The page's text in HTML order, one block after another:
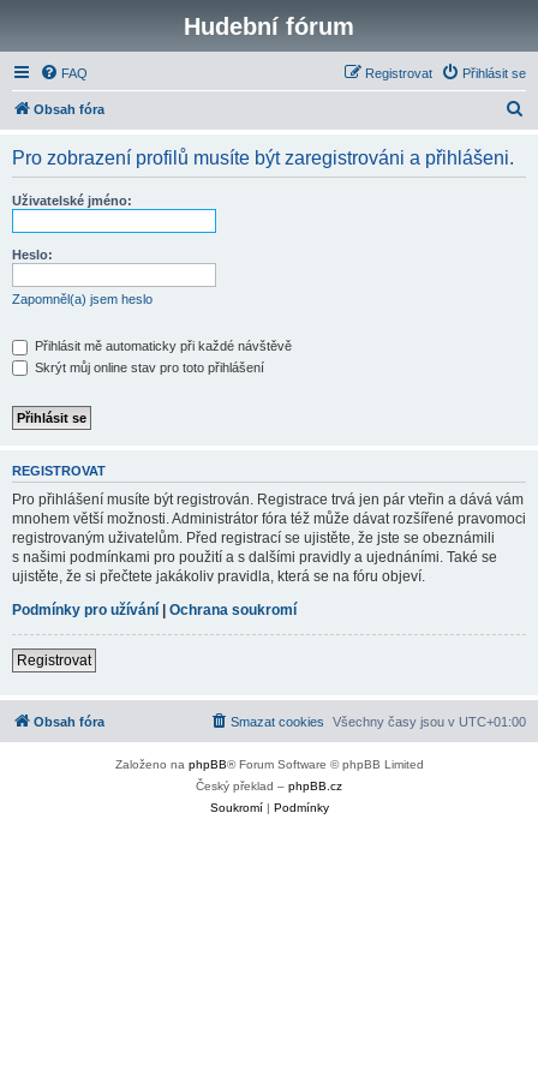
Hudební fórum
FAQ Přihlásit se
Registrovat
Obsah fóra
Pro zobrazení profilů musíte být zaregistrováni a přihlášeni.
Uživatelské jméno:
Heslo:
Zapomněl(a) jsem heslo
Přihlásit mě automaticky při každé návštěvě
Skrýt můj online stav pro toto přihlášení
REGISTROVAT
Pro přihlášení musíte být registrován. Registrace trvá jen pár vteřin a dává vám
mnohem větší možnosti. Administrátor fóra též může dávat rozšířené pravomoci
registrovaným uživatelům. Před registrací se ujistěte, že jste se obeznámili
s našimi podmínkami pro použití a s dalšími pravidly a ujednáními. Také se
ujistěte, že si přečtete jakákoliv pravidla, která se na fóru objeví.
Podmínky pro užívání | Ochrana soukromí
Registrovat
Obsah fóra Všechny časy jsou v UTC+01:00
Smazat cookies
Založeno na phpBB® Forum Software © phpBB Limited
Český překlad – phpBB.cz
Soukromí| Podmínky